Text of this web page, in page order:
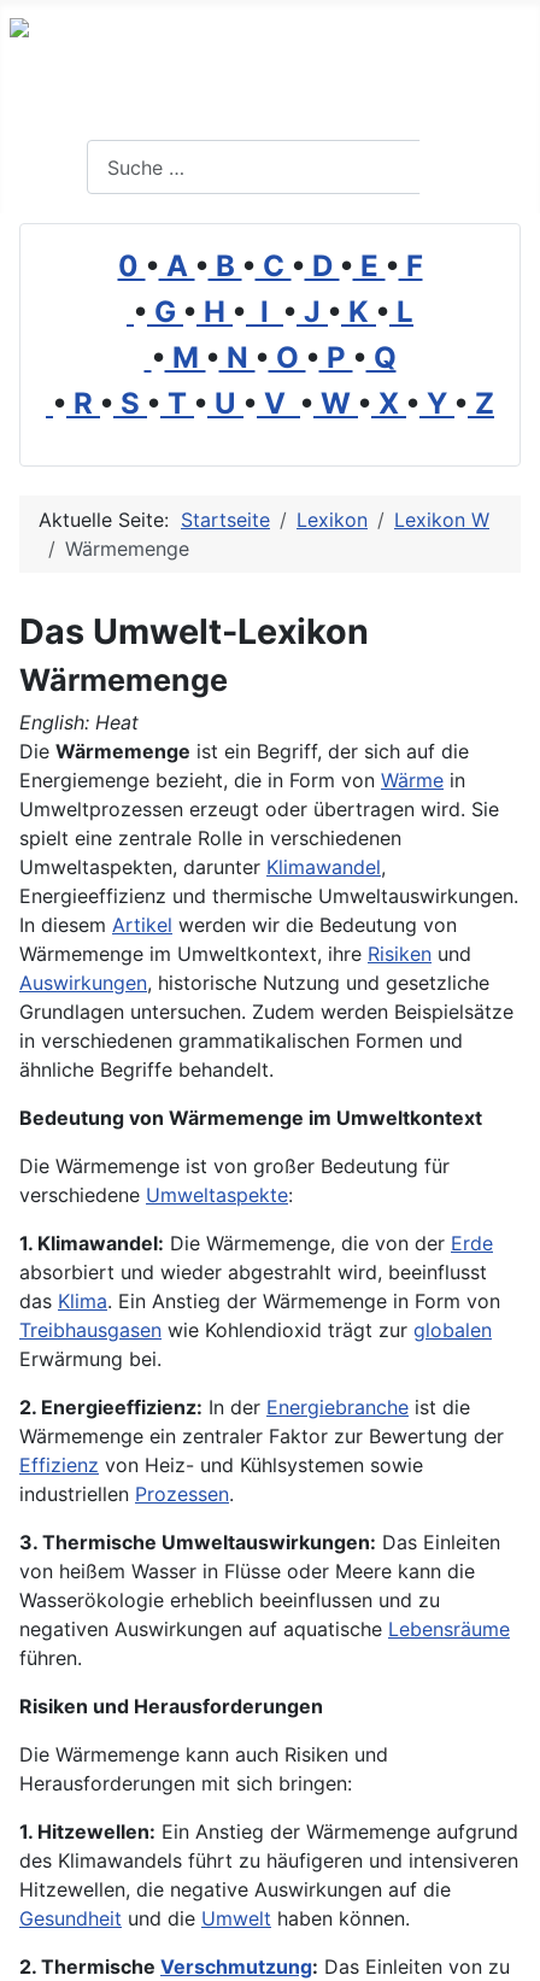
0 • A • B • C • D • E • F
• G • H • I • J • K • L
• M • N • O • P • Q
• R • S • T • U • V • W • X • Y • Z
Aktuelle Seite: Startseite Lexikon
Lexikon W
Wärmemenge
Das Umwelt-Lexikon
Wärmemenge
English: Heat
Die Wärmemenge ist ein Begriff, der sich auf die
Energiemenge bezieht, die in Form von Wärme in
Umweltprozessen erzeugt oder übertragen wird. Sie
spielt eine zentrale Rolle in verschiedenen
Umweltaspekten, darunter Klimawandel,
Energieeffizienz und thermische Umweltauswirkungen.
In diesem Artikel werden wir die Bedeutung von
Wärmemenge im Umweltkontext, ihre Risiken und
Auswirkungen, historische Nutzung und gesetzliche
Grundlagen untersuchen. Zudem werden Beispielsätze
in verschiedenen grammatikalischen Formen und
ähnliche Begriffe behandelt.
Bedeutung von Wärmemenge im Umweltkontext
Die Wärmemenge ist von großer Bedeutung für
verschiedene Umweltaspekte:
1. Klimawandel: Die Wärmemenge, die von der Erde
absorbiert und wieder abgestrahlt wird, beeinflusst
das Klima. Ein Anstieg der Wärmemenge in Form von
Treibhausgasen wie Kohlendioxid trägt zur globalen
Erwärmung bei.
2. Energieeffizienz: In der Energiebranche ist die
Wärmemenge ein zentraler Faktor zur Bewertung der
Effizienz von Heiz- und Kühlsystemen sowie
industriellen Prozessen.
3. Thermische Umweltauswirkungen: Das Einleiten
von heißem Wasser in Flüsse oder Meere kann die
Wasserökologie erheblich beeinflussen und zu
negativen Auswirkungen auf aquatische Lebensräume
führen.
Risiken und Herausforderungen
Die Wärmemenge kann auch Risiken und
Herausforderungen mit sich bringen:
1. Hitzewellen: Ein Anstieg der Wärmemenge aufgrund
des Klimawandels führt zu häufigeren und intensiveren
Hitzewellen, die negative Auswirkungen auf die
Gesundheit und die Umwelt haben können.
2. Thermische Verschmutzung: Das Einleiten von zu